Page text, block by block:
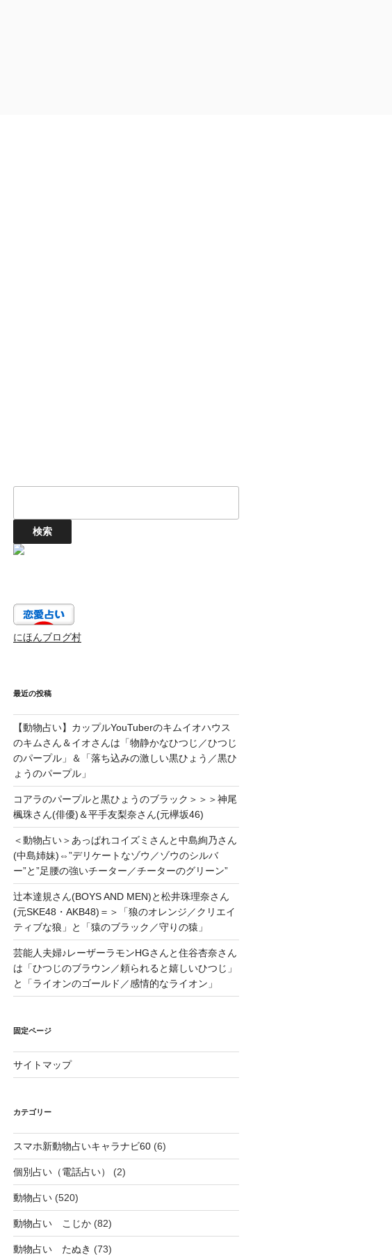
にほんブログ村
最近の投稿
【動物占い】カップルYouTuberのキムイオハウス
のキムさん＆イオさんは「物静かなひつじ／ひつじ
のパープル」＆「落ち込みの激しい黒ひょう／黒ひ
ょうのパープル」
コアラのパープルと黒ひょうのブラック＞＞＞神尾
楓珠さん(俳優)＆平手友梨奈さん(元欅坂46)
＜動物占い＞あっぱれコイズミさんと中島絢乃さん
(中島姉妹)⇔”デリケートなゾウ／ゾウのシルバ
ー”と”足腰の強いチーター／チーターのグリーン”
辻本達規さん(BOYS AND MEN)と松井珠理奈さん
(元SKE48・AKB48)＝＞「狼のオレンジ／クリエイ
ティブな狼」と「猿のブラック／守りの猿」
芸能人夫婦♪レーザーラモンHGさんと住谷杏奈さん
は「ひつじのブラウン／頼られると嬉しいひつじ」
と「ライオンのゴールド／感情的なライオン」
固定ページ
サイトマップ
カテゴリー
スマホ新動物占いキャラナビ60(6)
個別占い（電話占い） (2)
動物占い(520)
動物占い こじか(82)
動物占い たぬき (73)